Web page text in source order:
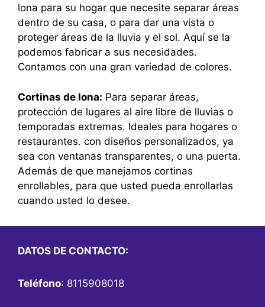
lona para su hogar que necesite separar áreas
dentro de su casa, o para dar una vista o
proteger áreas de la lluvia y el sol. Aquí se la
podemos fabricar a sus necesidades.
Contamos con una gran variedad de colores.
Cortinas de lona: Para separar áreas,
protección de lugares al aire libre de lluvias o
temporadas extremas. Ideales para hogares o
restaurantes. con diseños personalizados, ya
sea con ventanas transparentes, o una puerta.
Además de que manejamos cortinas
enrollables, para que usted pueda enrollarlas
cuando usted lo desee.
DATOS DE CONTACTO:
Teléfono: 8115908018